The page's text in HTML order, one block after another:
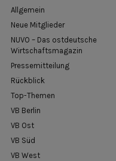
Allgemein
Neue Mitglieder
NUVO – Das ostdeutsche
Wirtschaftsmagazin
Pressemitteilung
Rückblick
Top-Themen
VB Berlin
VB Ost
VB Süd
VB West